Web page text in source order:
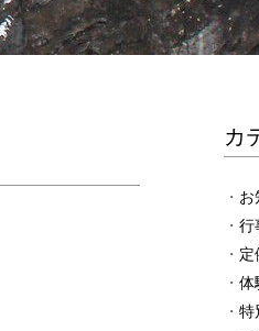
カ
お
行
定
体
特